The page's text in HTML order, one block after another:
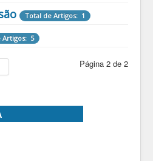
Total de Artigos: 1
Artigos: 5
Página 2 de 2